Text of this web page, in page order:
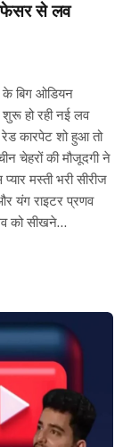
से लव
के बिग ओडियन
हो रही नई लव
रेड कारपेट शो हुआ तो
चेहरों की मौजूदगी ने
मस्ती भरी सीरीज
यंग राइटर प्रणव
को सीखने…